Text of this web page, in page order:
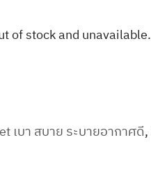
of stock and unavailable.
เบา สบาย ระบายอากาศดี,